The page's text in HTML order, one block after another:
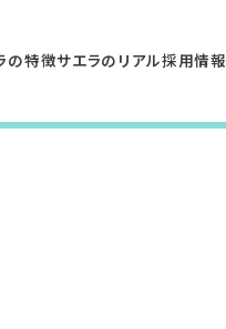
の特徴サエラのリアル採用情報